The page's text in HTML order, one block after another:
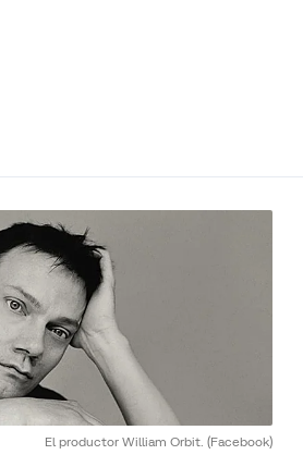
El productor William Orbit. (Facebook)